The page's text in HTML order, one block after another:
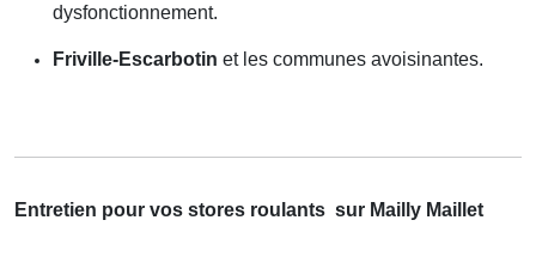
dysfonctionnement.
Friville-Escarbotin et les communes avoisinantes.
Entretien pour vos stores roulants sur Mailly Maillet